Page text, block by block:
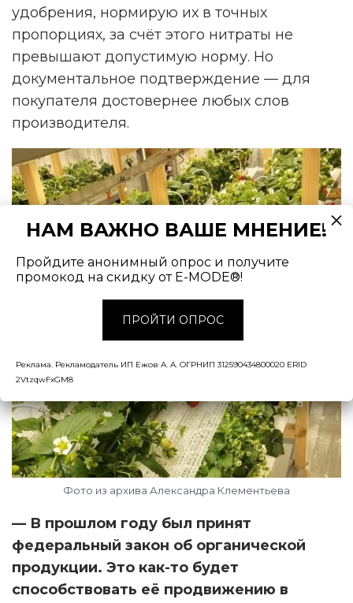
удобрения, нормирую их в точных
пропорциях, за счёт этого нитраты не
превышают допустимую норму. Но
документальное подтверждение — для
покупателя достовернее любых слов
производителя.
Фото из архива Александра Клементьева
— В прошлом году был принят
федеральный закон об органической
продукции. Это как-то будет
способствовать её продвижению в
НАМ ВАЖНО ВАШЕ МНЕНИЕ!
Пройдите анонимный опрос и получите
промокод на скидку от E-MODE®!
ПРОЙТИ ОПРОС
Реклама. Рекламодатель ИП Ежов А. А. ОГРНИП 312590434800020 ERID
2VtzqwFxGM8